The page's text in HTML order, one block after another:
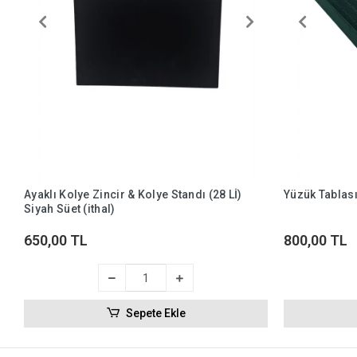
Ayaklı Kolye Zincir & Kolye Standı (28 Lİ)
Siyah Süet (ithal)
650,00 TL
Sepete Ekle
Yüzük
800,00 TL